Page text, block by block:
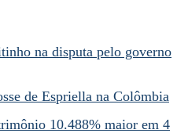
na disputa pelo governo
de Espriella na Colômbia
10.488% maior em 4